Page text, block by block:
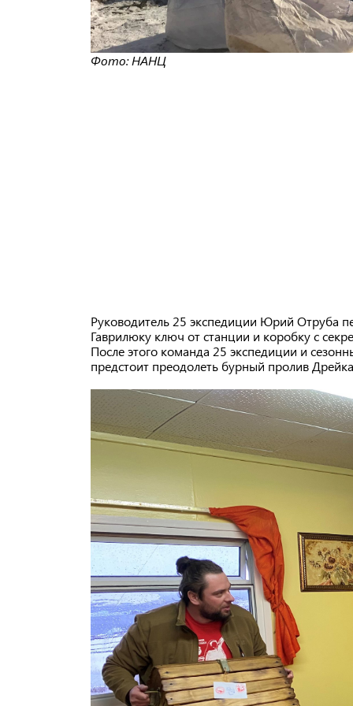
Фото: НАНЦ
Руководитель 25 экспедиции Юрий Отруба
Гаврилюку ключ от станции и коробку с
После этого команда 25 экспедиции и
предстоит преодолеть бурный пролив